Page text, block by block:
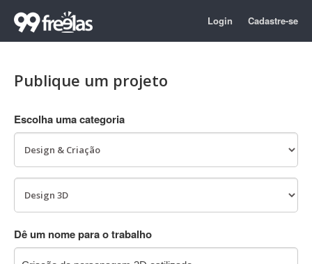
Login Cadastre-se
Publique um projeto
Escolha uma categoria
Dê um nome para o trabalho